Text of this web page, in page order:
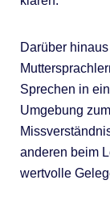
Darüber
Sprechen in
Umgebung
anderen beim
wertvolle